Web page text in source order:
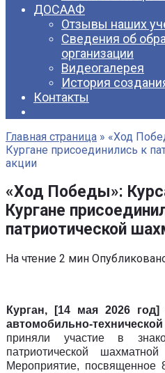
ДОСААФ
Отзывы наших
Сведения об
организации
Видеогалерея
История
Контакты
Главная страница » «Ход
Кургане присоединились к
акции
«Ход Победы»:
Кургане
патриотической
На чтение 2 мин
Курган, [14 мая 2026 год]
автомобильно-
приняли участие в
патриотической
Мероприятие,